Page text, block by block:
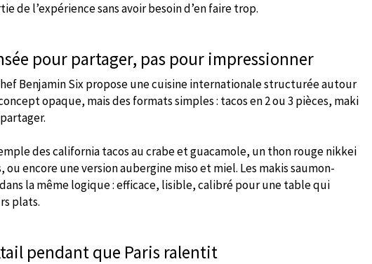
de l’expérience sans avoir besoin d’en faire trop.
pour partager, pas pour impressionner
Benjamin Six propose une cuisine internationale structurée autour
opaque, mais des formats simples : tacos en 2 ou 3 pièces, maki
des california tacos au crabe et guacamole, un thon rouge nikkei
ou encore une version aubergine miso et miel. Les makis saumon-
la même logique : efficace, lisible, calibré pour une table qui
plats.
pendant que Paris ralentit